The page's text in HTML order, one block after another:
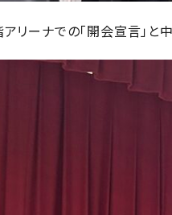
リーナでの「開会宣言」と